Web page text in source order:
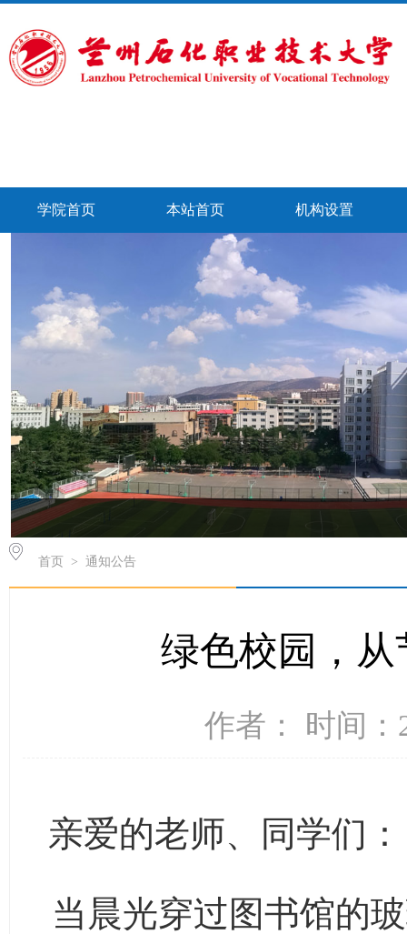
学院首页 本站首页 机构设置
首页 > 通知公告
绿色校园，
作者： 时间：
亲爱的老师、同学们：
当晨光穿过图书馆的